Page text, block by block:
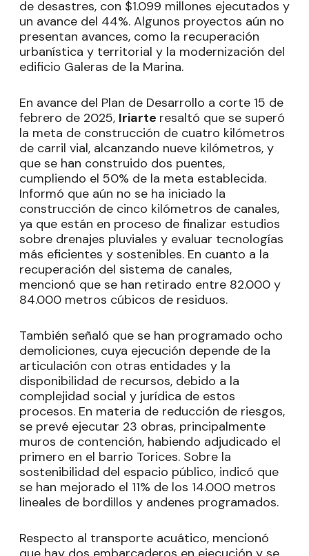
de desastres, con $1.099 millones ejecutados y
un avance del 44%. Algunos proyectos aún no
presentan avances, como la recuperación
urbanística y territorial y la modernización del
edificio Galeras de la Marina.
En avance del Plan de Desarrollo a corte 15 de
febrero de 2025, Iriarte resaltó que se superó
la meta de construcción de cuatro kilómetros
de carril vial, alcanzando nueve kilómetros, y
que se han construido dos puentes,
cumpliendo el 50% de la meta establecida.
Informó que aún no se ha iniciado la
construcción de cinco kilómetros de canales,
ya que están en proceso de finalizar estudios
sobre drenajes pluviales y evaluar tecnologías
más eficientes y sostenibles. En cuanto a la
recuperación del sistema de canales,
mencionó que se han retirado entre 82.000 y
84.000 metros cúbicos de residuos.
También señaló que se han programado ocho
demoliciones, cuya ejecución depende de la
articulación con otras entidades y la
disponibilidad de recursos, debido a la
complejidad social y jurídica de estos
procesos. En materia de reducción de riesgos,
se prevé ejecutar 23 obras, principalmente
muros de contención, habiendo adjudicado el
primero en el barrio Torices. Sobre la
sostenibilidad del espacio público, indicó que
se han mejorado el 11% de los 14.000 metros
lineales de bordillos y andenes programados.
Respecto al transporte acuático, mencionó